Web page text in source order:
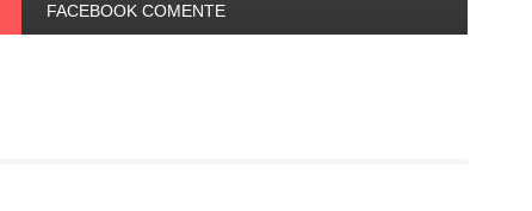
FACEBOOK COMENTE